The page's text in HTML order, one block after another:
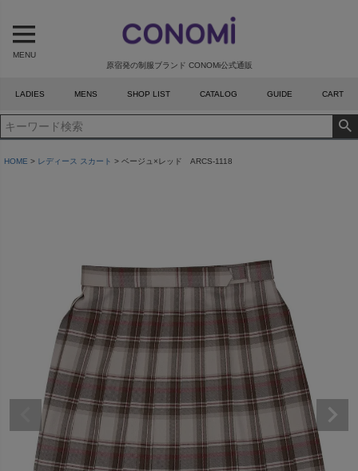
原宿発の制服ブランド CONOMi公式通販
MENU
LADIES MENS SHOP LIST CATALOG GUIDE CART
HOME レディース スカート ベージュ×レッド ARCS-1118